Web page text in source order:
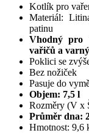
Kotlík pro
Materiál:
patinu
Vhodný pro
vařičů a
Poklici se
Bez nožiček
Pasuje do
Objem: 7,5 l
Rozměry (V x
Průměr dna:
Hmotnost: 9,6